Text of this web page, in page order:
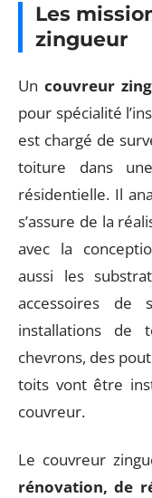
Les
zingueur
Uncouvreur
pour spécialité
est chargé de
toiture dans
résidentielle. Il
s’assure de la
avec la
aussi les
accessoires de
installations de
chevrons, des
toits vont être
couvreur.
Le couvreur
rénovation, de